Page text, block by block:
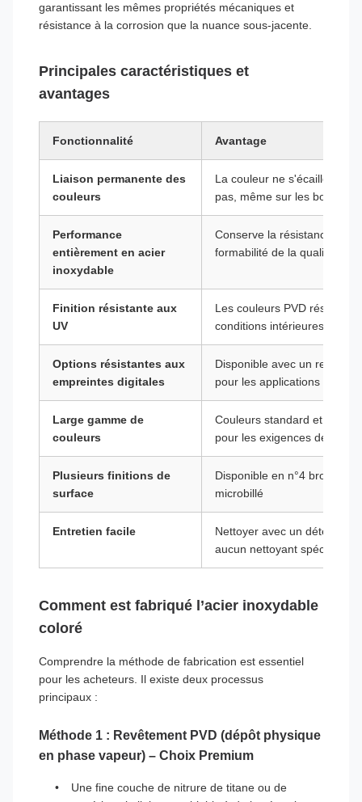
garantissant les mêmes propriétés mécaniques et
résistance à la corrosion que la nuance sous-jacente.
Principales caractéristiques et
avantages
Fonctionnalité Avantage
Liaison permanente des
couleurs
La couleur ne s'écaille pas,
pas, même sur les bords
Performance
entièrement en acier
inoxydable
Conserve la résistance à la
formabilité de la qualité de
Finition résistante aux
UV
Les couleurs PVD résistent
conditions intérieures et
Options résistantes aux
empreintes digitales
Disponible avec un
pour les applications à
Large gamme de
couleurs
Couleurs standard et
pour les exigences de la
Plusieurs finitions de
surface
Disponible en n°4 brossé,
microbillé
Entretien facile
Nettoyer avec un détergent
aucun nettoyant spécial
Comment est fabriqué l’acier inoxydable
coloré
Comprendre la méthode de fabrication est essentiel
pour les acheteurs. Il existe deux processus
principaux :
Méthode 1 : Revêtement PVD (dépôt physique
en phase vapeur) – Choix Premium
Une fine couche de nitrure de titane ou de